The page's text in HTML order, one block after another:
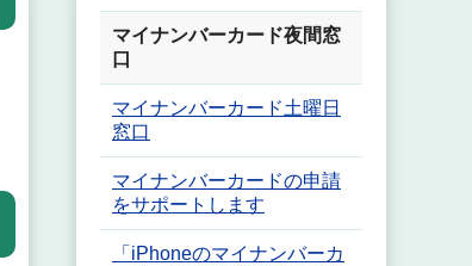
マイナンバーカード夜間窓
口
マイナンバーカード土曜日
窓口
マイナンバーカードの申請
をサポートします
「iPhoneのマイナンバーカ